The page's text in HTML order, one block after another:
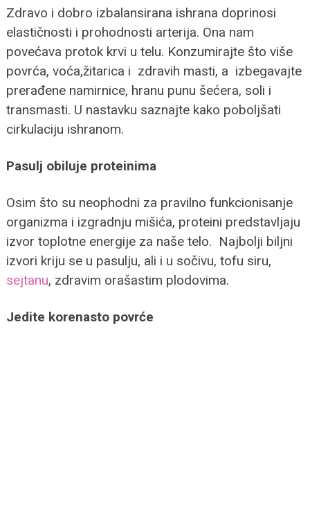
Zdravo i dobro izbalansirana ishrana doprinosi
elastičnosti i prohodnosti arterija. Ona nam
povećava protok krvi u telu. Konzumirajte što više
povrća, voća,žitarica i zdravih masti, a izbegavajte
prerađene namirnice, hranu punu šećera, soli i
transmasti. U nastavku saznajte kako poboljšati
cirkulaciju ishranom.
Pasulj obiluje proteinima
Osim što su neophodni za pravilno funkcionisanje
organizma i izgradnju mišića, proteini predstavljaju
izvor toplotne energije za naše telo. Najbolji biljni
izvori kriju se u pasulju, ali i u sočivu, tofu siru,
sejtanu, zdravim orašastim plodovima.
Jedite korenasto povrće